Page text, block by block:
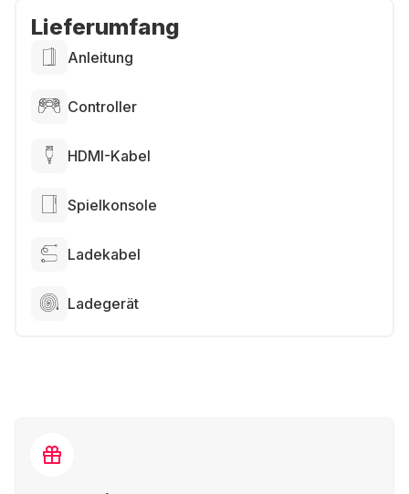
Lieferumfang
Anleitung
Controller
HDMI-Kabel
Spielkonsole
Ladekabel
Ladegerät